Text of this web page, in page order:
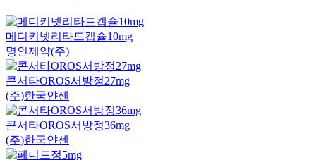
메디키넷리타드캡슐10mg
명인제약(주)
콘서타OROS서방정27mg
(주)한국얀센
콘서타OROS서방정36mg
(주)한국얀센